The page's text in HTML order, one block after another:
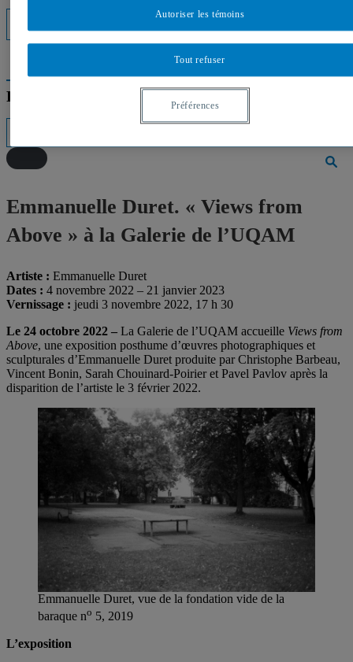
Répertoire des professeurs
Emmanuelle Duret. « Views from
Above » à la Galerie de l’UQAM
Artiste : Emmanuelle Duret
Dates : 4 novembre 2022 – 21 janvier 2023
Vernissage : jeudi 3 novembre 2022, 17 h 30
Le 24 octobre 2022 – La Galerie de l’UQAM accueille Views from
Above, une exposition posthume d’œuvres photographiques et
sculpturales d’Emmanuelle Duret produite par Christophe Barbeau,
Vincent Bonin, Sarah Chouinard-Poirier et Pavel Pavlov après la
disparition de l’artiste le 3 février 2022.
Emmanuelle Duret, vue de la fondation vide de la
baraque no 5, 2019
L’exposition
Tout refuser
Autoriser les témoins
Préférences